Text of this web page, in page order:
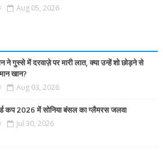
Aug 05, 2026
ने गुस्से में दरवाज़े पर मारी लात, क्या उन्हें शो छोड़ने से
खान?
Aug 03, 2026
कप 2026 में सोनिया बंसल का ग्लैमरस जलवा
Jul 30, 2026